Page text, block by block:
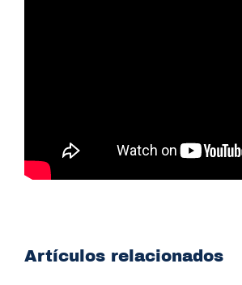
Artículos relacionados